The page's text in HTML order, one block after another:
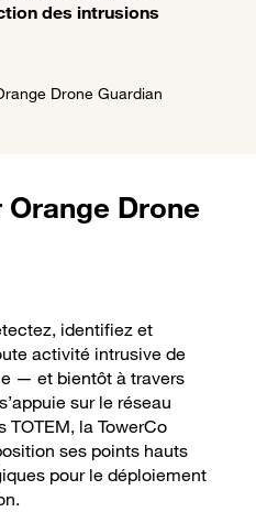
des intrusions
Drone
identifiez et
activité intrusive de
— et bientôt à travers
sur le réseau
TOTEM, la TowerCo
ses points hauts
pour le déploiement